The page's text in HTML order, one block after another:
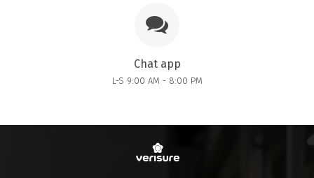
Chat app
L-S 9:00 AM - 8:00 PM